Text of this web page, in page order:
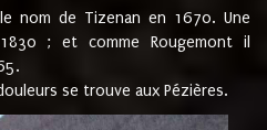
nom de Tizenan en 1670. Une
; et comme Rougemont il
se trouve aux Pézières.